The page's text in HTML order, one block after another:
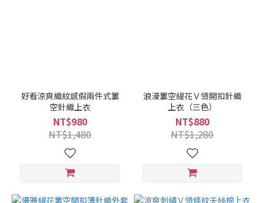
好看涼爽織紋感假兩件式簍
空針織上衣
NT$980
NT$1,480
浪漫簍空緹花Ｖ領開扣針織
上衣（三色）
NT$880
NT$1,280